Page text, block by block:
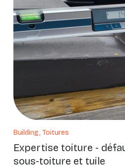
Building, Toitures
Expertise toiture -
sous-toiture et tuile